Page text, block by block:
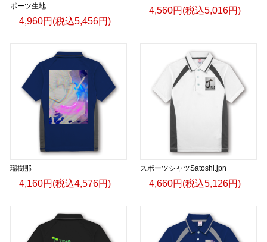
ポーツ生地
4,960円(税込5,456円)
4,560円(税込5,016円)
瑠樹那
4,160円(税込4,576円)
スポーツシャツSatoshi.jpn
4,660円(税込5,126円)